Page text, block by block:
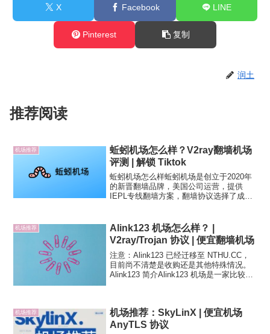
X Facebook LINE
Pinterest 复制
润土
推荐阅读
机场推荐
蚯蚓机场怎么样？V2ray翻墙机场
评测 | 解锁 Tiktok
蚯蚓机场怎么样蚯蚓机场是创立于2020年
的新晋翻墙品牌，美国公司运营，提供
IEPL专线翻墙方案，翻墙协议选择了成熟
册可免费试用所有节点。机场采用 V2...
机场推荐
Alink123 机场怎么样？ |
V2ray/Trojan 协议 | 便宜翻墙机场
注意：Alink123 已经迁移至 NTHU.CC，
目前尚不清楚是收购还是其他特殊情况。
Alink123 简介Alink123 机场是一家比较新
机场推荐
机场推荐：SkyLinX | 便宜机场
AnyTLS 协议